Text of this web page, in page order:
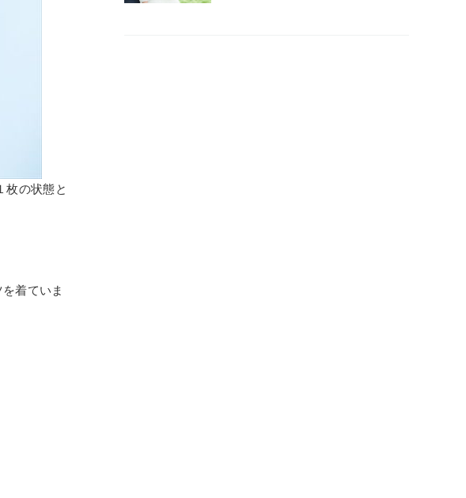
枚の状態と
着ていま